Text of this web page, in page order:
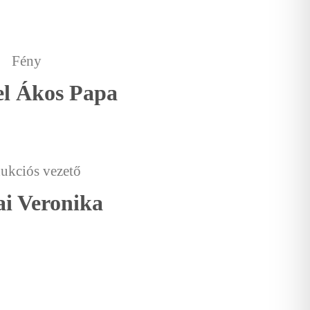
Fény
Ákos Papa
vezető
Veronika